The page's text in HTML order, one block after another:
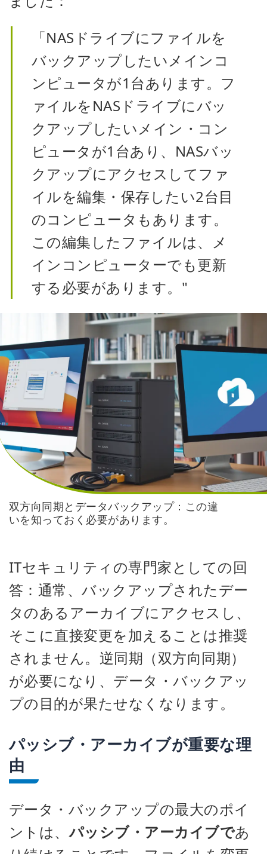
「NASドライブにファイルを
バックアップしたいメインコ
ンピュータが1台あります。フ
ァイルをNASドライブにバッ
クアップしたいメイン・コン
ピュータが1台あり、NASバッ
クアップにアクセスしてファ
イルを編集・保存したい2台目
のコンピュータもあります。
この編集したファイルは、メ
インコンピューターでも更新
する必要があります。"
双方向同期とデータバックアップ：この違
いを知っておく必要があります。
ITセキュリティの専門家としての回
答：通常、バックアップされたデー
タのあるアーカイブにアクセスし、
そこに直接変更を加えることは推奨
されません。逆同期（双方向同期）
が必要になり、データ・バックアッ
プの目的が果たせなくなります。
パッシブ・アーカイブが重要な理
由
データ・バックアップの最大のポイ
ントは、パッシブ・アーカイブであ